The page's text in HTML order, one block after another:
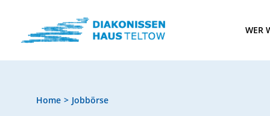
WER
Home Jobbörse